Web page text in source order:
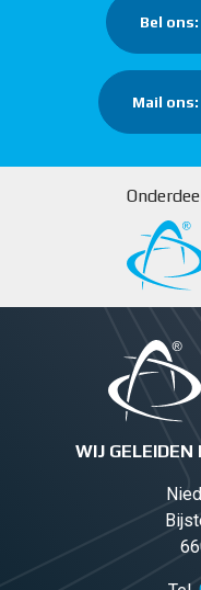
Bel ons:
Mail
WIJ GELEIDEN